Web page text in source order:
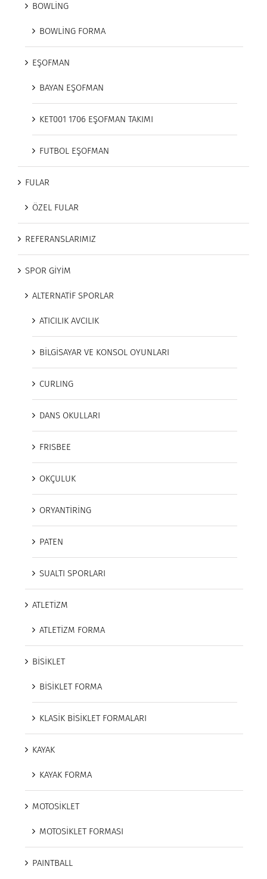
BOWLİNG
BOWLİNG FORMA
EŞOFMAN
BAYAN EŞOFMAN
KET001 1706 EŞOFMAN TAKIMI
FUTBOL EŞOFMAN
FULAR
ÖZEL FULAR
REFERANSLARIMIZ
SPOR GİYİM
ALTERNATİF SPORLAR
ATICILIK AVCILIK
BİLGİSAYAR VE KONSOL OYUNLARI
CURLING
DANS OKULLARI
FRISBEE
OKÇULUK
ORYANTİRİNG
PATEN
SUALTI SPORLARI
ATLETİZM
ATLETİZM FORMA
BİSİKLET
BİSİKLET FORMA
KLASİK BİSİKLET FORMALARI
KAYAK
KAYAK FORMA
MOTOSİKLET
MOTOSİKLET FORMASI
PAINTBALL